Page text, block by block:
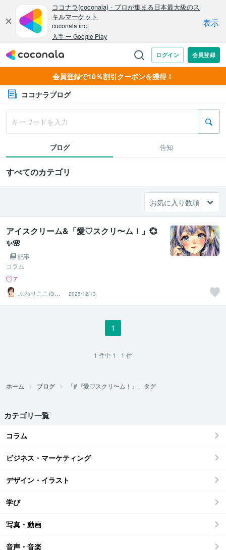
会員登録で10％割引クーポンを獲得！
ココナラブログ
ブログ 告知
すべてのカテゴリ
アイスクリーム&「愛♡スクリ〜ム！」💞
✨🌸
記事
コラム
7
ふわりここゆら
り❤️✨癒しタイ
ム相談室
2025/12/13
1
1 件中 1 - 1 件
ホーム ブログ 「#『愛♡スクリ〜ム！』」タグ
カテゴリ一覧
コラム
ビジネス・マーケティング
デザイン・イラスト
学び
写真・動画
音声・音楽